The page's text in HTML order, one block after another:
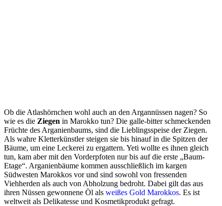
Ob die Atlashörnchen wohl auch an den Argannüssen nagen? So
wie es die Ziegen in Marokko tun? Die galle-bitter schmeckenden
Früchte des Arganienbaums, sind die Lieblingsspeise der Ziegen.
Als wahre Kletterkünstler steigen sie bis hinauf in die Spitzen der
Bäume, um eine Leckerei zu ergattern. Yeti wollte es ihnen gleich
tun, kam aber mit den Vorderpfoten nur bis auf die erste „Baum-
Etage“. Arganienbäume kommen ausschließlich im kargen
Südwesten Marokkos vor und sind sowohl von fressenden
Viehherden als auch von Abholzung bedroht. Dabei gilt das aus
ihren Nüssen gewonnene Öl als weißes Gold Marokkos. Es ist
weltweit als Delikatesse und Kosmetikprodukt gefragt.